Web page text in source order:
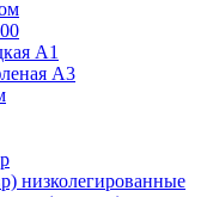
А1
А3
низколегированные